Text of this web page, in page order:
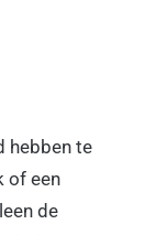
hebben te
of een
de